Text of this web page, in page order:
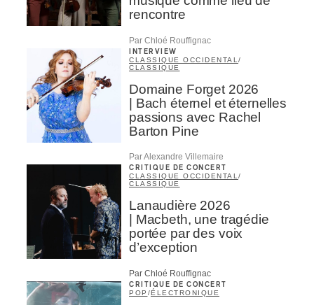
rencontre
Par Chloé Rouffignac
INTERVIEW
CLASSIQUE OCCIDENTAL /
CLASSIQUE
Domaine Forget 2026
| Bach éternel et éternelles
passions avec Rachel
Barton Pine
Par Alexandre Villemaire
CRITIQUE DE CONCERT
CLASSIQUE OCCIDENTAL /
CLASSIQUE
Lanaudière 2026
| Macbeth, une tragédie
portée par des voix
d’exception
Par Chloé Rouffignac
CRITIQUE DE CONCERT
POP /ÉLECTRONIQUE